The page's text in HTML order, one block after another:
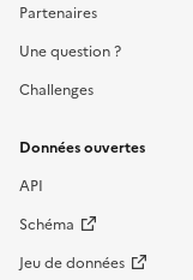
Partenaires
Une question ?
Challenges
Données ouvertes
API
Schéma
Jeu de données